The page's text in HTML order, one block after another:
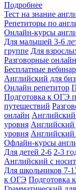
Подробнее
Тест на знание
Репетиторы по
Онлайн-курсы
Для малышей 3-6
группе Для
Разговорные
Бесплатные
Английский для
Онлайн репетитор
Подготовка к ОГЭ
путешествий
онлайн
уровня
уровня Английский
Офлайн-курсы
Для детей 2-6 2-3
Английский с
Для школьников 7-
к ОГЭ Подготовка